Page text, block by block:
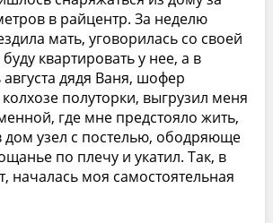
в райцентр. За неделю
мать, уговорилась со своей
квартировать у нее, а в
дядя Ваня, шофер
полуторки, выгрузил меня
где мне предстояло жить,
дом узел с постелью, ободряюще
по плечу и укатил. Так, в
началась моя самостоятельная